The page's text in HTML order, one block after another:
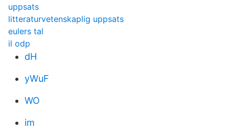
uppsats
litteraturvetenskaplig uppsats
eulers tal
il odp
dH
yWuF
WO
im